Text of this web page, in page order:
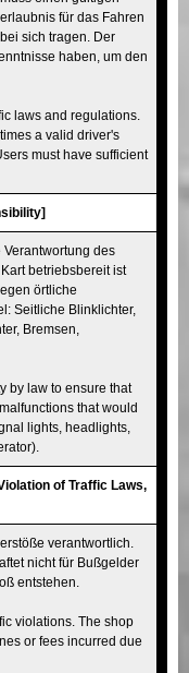
für das Fahren
sich tragen. Der
haben, um den
laws and regulations.
a valid driver's
must have sufficient
Verantwortung des
betriebsbereit ist
örtliche
Seitliche Blinklichter,
Bremsen,
by law to ensure that
that would
lights, headlights,
of Traffic Laws,
verantwortlich.
nicht für Bußgelder
entstehen.
violations. The shop
or fees incurred due